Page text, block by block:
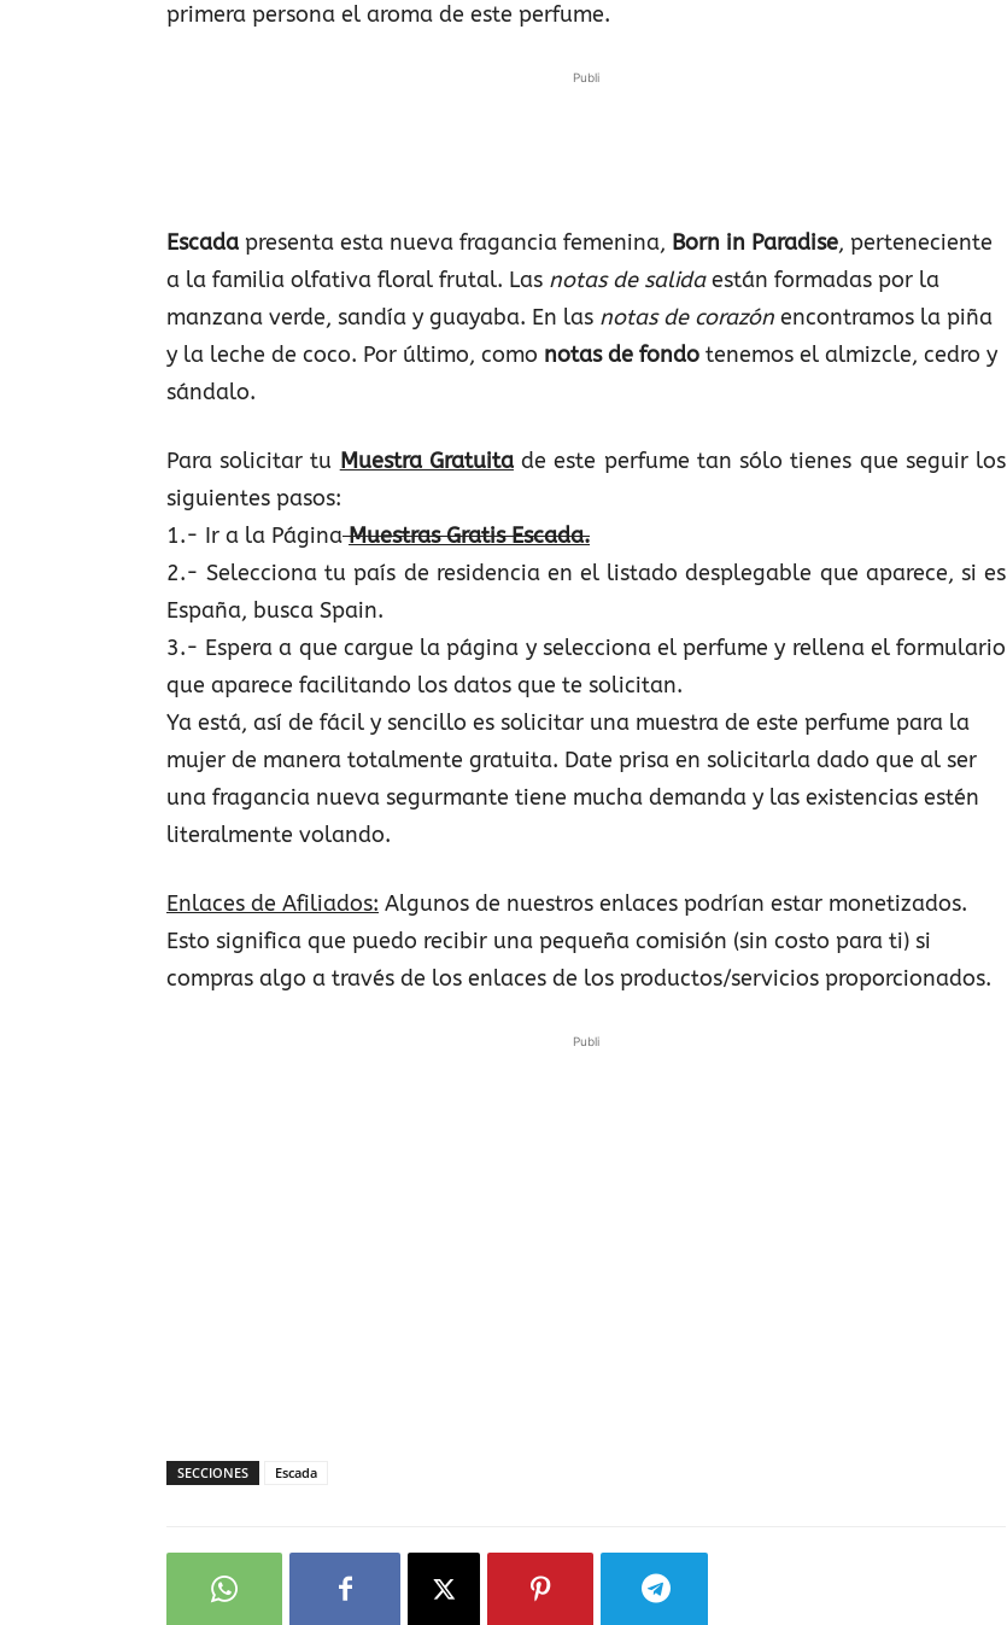
primera persona el aroma de este perfume.
Publi
Escada presenta esta nueva fragancia femenina, Born in Paradise, perteneciente
a la familia olfativa floral frutal. Las notas de salidaestán formadas por la
manzana verde, sandía y guayaba. En las notas de corazón encontramos la piña
y la leche de coco. Por último, como notas de fondo tenemos el almizcle, cedro y
sándalo.
Para solicitar tu Muestra Gratuitade este perfume tan sólo tienes que seguir los
siguientes pasos:
1.- Ir a la Página Muestras Gratis Escada.
2.- Selecciona tu país de residencia en el listado desplegable que aparece, si es
España, busca Spain.
3.- Espera a que cargue la página y selecciona el perfume y rellena el formulario
que aparece facilitando los datos que te solicitan.
Ya está, así de fácil y sencillo es solicitar una muestra de este perfume para la
mujer de manera totalmente gratuita. Date prisa en solicitarla dado que al ser
una fragancia nueva segurmante tiene mucha demanda y las existencias estén
literalmente volando.
Enlaces de Afiliados: Algunos de nuestros enlaces podrían estar monetizados.
Esto significa que puedo recibir una pequeña comisión (sin costo para ti) si
compras algo a través de los enlaces de los productos/servicios proporcionados.
Publi
SECCIONES Escada